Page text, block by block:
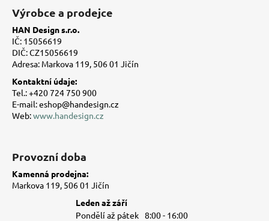
Výrobce a prodejce
HAN Design s.r.o.
IČ: 15056619
DIČ: CZ15056619
Adresa: Markova 119, 506 01 Jičín
Kontaktní údaje:
Tel.: +420 724 750 900
E-mail: eshop@handesign.cz
Web:www.handesign.cz
Provozní doba
Kamenná prodejna:
Markova 119, 506 01 Jičín
Leden až září
Pondělí až pátek 8:00 - 16:00